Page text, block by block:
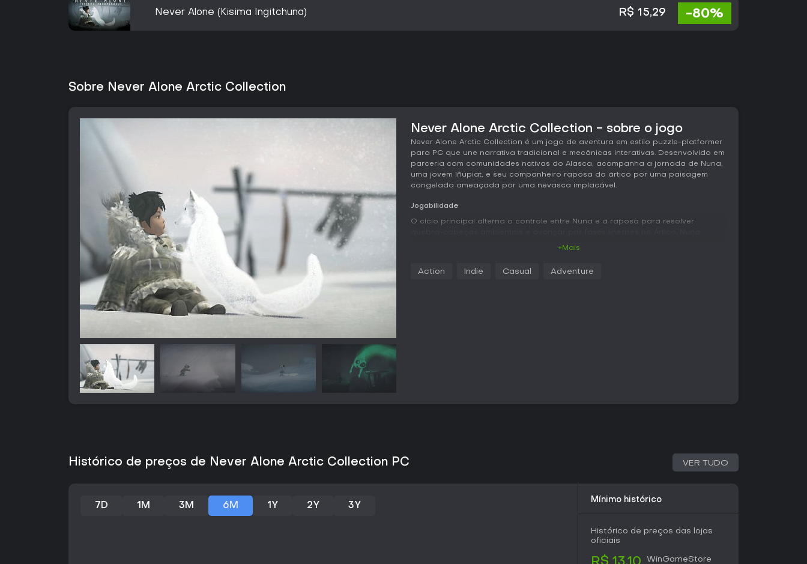
Never Alone (Kisima Ingitchuna) R$ 15,29 -80%
Sobre Never Alone Arctic Collection
Never Alone Arctic Collection - sobre o jogo
Never Alone Arctic Collection é um jogo de aventura em estilo puzzle-platformer
para PC que une narrativa tradicional e mecânicas interativas. Desenvolvido em
parceria com comunidades nativas do Alasca, acompanha a jornada de Nuna,
uma jovem Iñupiat, e seu companheiro raposa do ártico por uma paisagem
congelada ameaçada por uma nevasca implacável.
Jogabilidade
O ciclo principal alterna o controle entre Nuna e a raposa para resolver
troca entre os personagens acontece de forma fluida no modo single-player,
A narrativa é inspirada no conto Iñupiaq Kunuuksaayuka. Nuna e a raposa
planícies nevadas, vilarejos abandonados e domínios espirituais. A narrativa
universo com novos desafios ligados ao papel da raposa no folclore.
+Mais
Action Indie Casual Adventure
Histórico de preços de Never Alone Arctic Collection PC VER TUDO
7D 1M 3M 6M 1Y 2Y 3Y
Mínimo histórico
Histórico de preços das lojas
oficiais
WinGameStore